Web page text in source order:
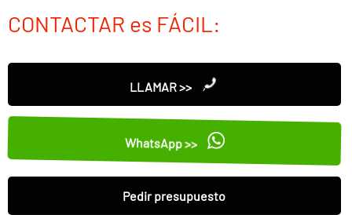
CONTACTAR es FÁCIL:
LLAMAR >>
WhatsApp >>
Pedir presupuesto